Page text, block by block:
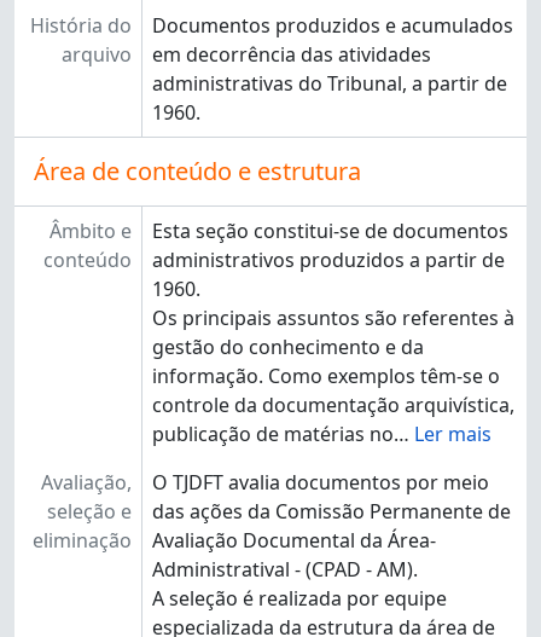
História do
arquivo
Documentos produzidos e acumulados
em decorrência das atividades
administrativas do Tribunal, a partir de
1960.
Área de conteúdo e estrutura
Âmbito e
conteúdo
Esta seção constitui-se de documentos
administrativos produzidos a partir de
1960.
Os principais assuntos são referentes à
gestão do conhecimento e da
informação. Como exemplos têm-se o
controle da documentação arquivística,
publicação de matérias no… Ler mais
Avaliação,
seleção e
eliminação
O TJDFT avalia documentos por meio
das ações da Comissão Permanente de
Avaliação Documental da Área-
Administratival - (CPAD - AM).
A seleção é realizada por equipe
especializada da estrutura da área de